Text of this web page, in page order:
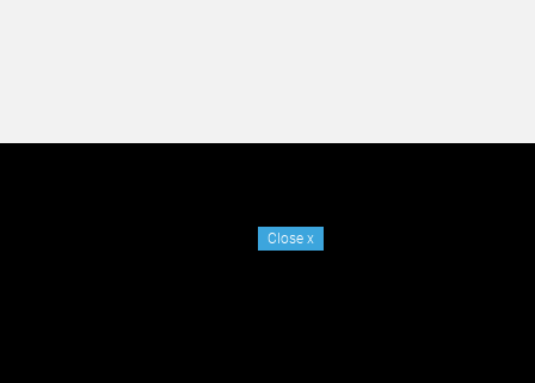
Close x